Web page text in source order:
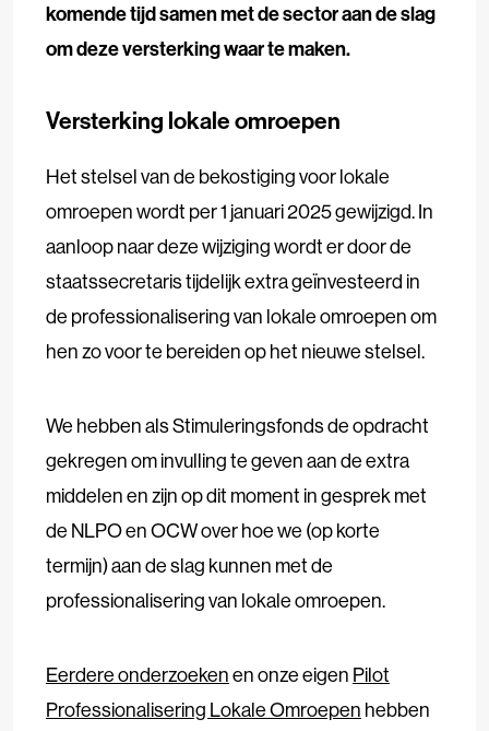
komende tijd samen met de sector aan de slag
om deze versterking waar te maken.
Versterking lokale omroepen
Het stelsel van de bekostiging voor lokale
omroepen wordt per 1 januari 2025 gewijzigd. In
aanloop naar deze wijziging wordt er door de
staatssecretaris tijdelijk extra geïnvesteerd in
de professionalisering van lokale omroepen om
hen zo voor te bereiden op het nieuwe stelsel.
We hebben als Stimuleringsfonds de opdracht
gekregen om invulling te geven aan de extra
middelen en zijn op dit moment in gesprek met
de NLPO en OCW over hoe we (op korte
termijn) aan de slag kunnen met de
professionalisering van lokale omroepen.
Eerdere onderzoekenen onze eigen Pilot
Professionalisering Lokale Omroepen hebben